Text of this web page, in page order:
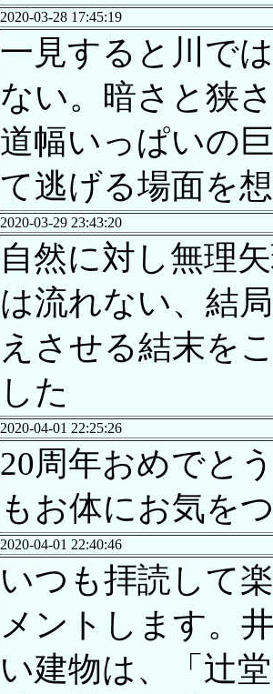
2020-03-28 17:45:19
一見すると川で
ない。暗さと狭
道幅いっぱいの
て逃げる場面を
2020-03-29 23:43:20
自然に対し無理
は流れない、結
えさせる結末を
した
2020-04-01 22:25:26
20周年おめでと
もお体にお気を
2020-04-01 22:40:46
いつも拝読して
メントします。
い建物は、「辻